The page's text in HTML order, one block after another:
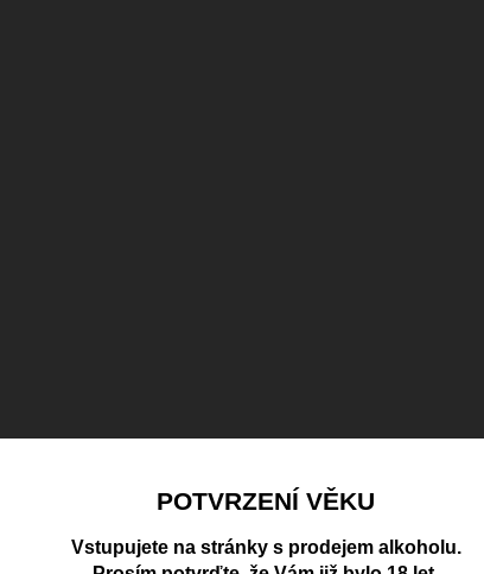
POTVRZENÍ VĚKU
Vstupujete na stránky s prodejem alkoholu.